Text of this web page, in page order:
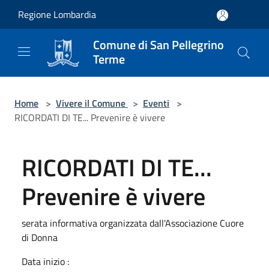
Regione Lombardia
Comune di San Pellegrino
Terme
Home > Vivere il Comune > Eventi >
RICORDATI DI TE... Prevenire è vivere
RICORDATI DI TE...
Prevenire è vivere
serata informativa organizzata dall'Associazione Cuore
di Donna
Data inizio :